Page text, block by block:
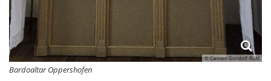
© Carmen Gondolf-Rühl
Bardoaltar Oppershofen